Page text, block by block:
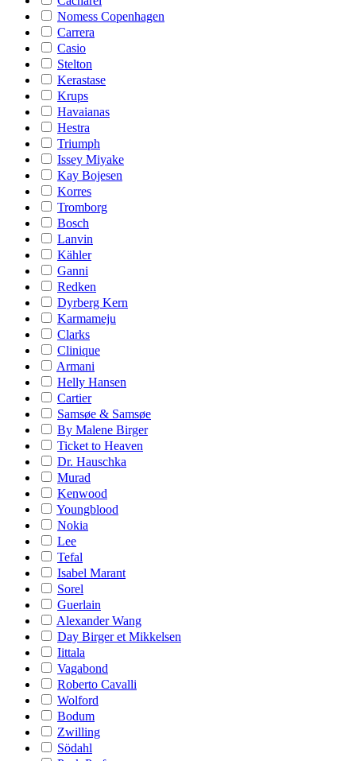
Nomess Copenhagen
Carrera
Casio
Stelton
Kerastase
Krups
Havaianas
Hestra
Triumph
Issey Miyake
Kay Bojesen
Korres
Tromborg
Bosch
Lanvin
Kähler
Ganni
Redken
Dyrberg Kern
Karmameju
Clarks
Clinique
Armani
Helly Hansen
Cartier
Samsøe & Samsøe
By Malene Birger
Ticket to Heaven
Dr. Hauschka
Murad
Kenwood
Youngblood
Nokia
Lee
Tefal
Isabel Marant
Sorel
Guerlain
Alexander Wang
Day Birger et Mikkelsen
Iittala
Vagabond
Roberto Cavalli
Wolford
Bodum
Zwilling
Södahl